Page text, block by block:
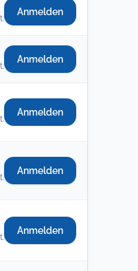
Anmelden
Anmelden
Anmelden
Anmelden
Anmelden